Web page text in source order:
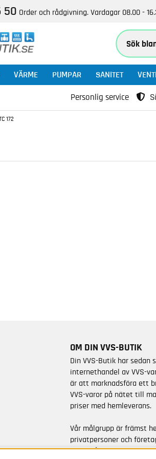
50 Order och rådgivning. Vardagar 08.00 -
VÄRME PUMPAR SANITET
Personlig service
172
OM DIN VVS-BUTIK
Din VVS-Butik har sedan
internethandel av VVS-
är att marknadsföra ett
VVS-varor på nätet till
priser med hemleverans.
Vår målgrupp är främst
privatpersoner och
varor från kända